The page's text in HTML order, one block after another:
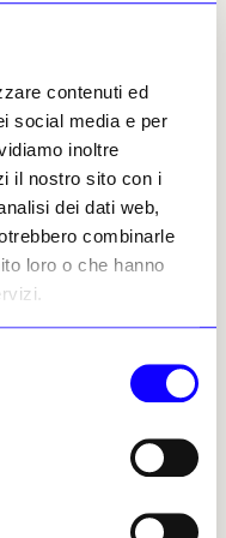
contenuti ed
social media e per
inoltre
il nostro sito con i
dei dati web,
combinarle
loro o che hanno